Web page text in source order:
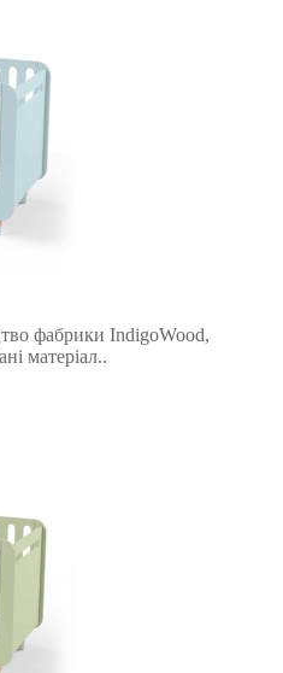
фабрики IndigoWood,
матеріал..